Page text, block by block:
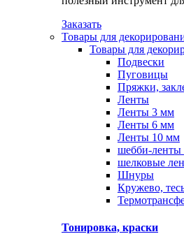
Заказать
Товары для
Товары для
Подвески
Пуговицы
Пряжки,
Ленты
Ленты 3 мм
Ленты 6 мм
Ленты 10 мм
шебби-ленты
шелковые
Шнуры
Кружево,
Тонировка, краски